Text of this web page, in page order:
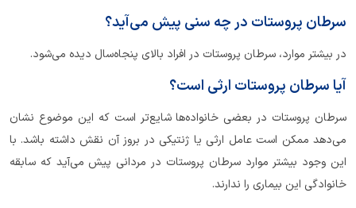
سرطان پروستات در چه سنی پیش می‌آید؟
در بیشتر موارد، سرطان پروستات در افراد بالای پنجاه‌سال دیده می‌شود.
آیا سرطان پروستات ارثی است؟
سرطان پروستات در بعضی خانواده‌ها شایع‌تر است که این موضوع نشان
می‌دهد ممکن است عامل ارثی یا ژنتیکی در بروز آن نقش داشته باشد. با
این وجود بیشتر موارد سرطان پروستات در مردانی پیش می‌آید که سابقه
خانوادگی این بیماری را ندارند.